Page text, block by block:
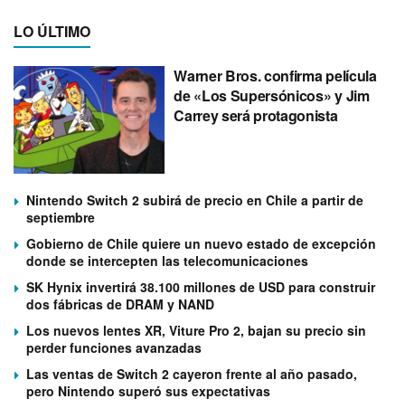
LO ÚLTIMO
Warner Bros. confirma película
de «Los Supersónicos» y Jim
Carrey será protagonista
Nintendo Switch 2 subirá de precio en Chile a partir de
septiembre
Gobierno de Chile quiere un nuevo estado de excepción
donde se intercepten las telecomunicaciones
SK Hynix invertirá 38.100 millones de USD para construir
dos fábricas de DRAM y NAND
Los nuevos lentes XR, Viture Pro 2, bajan su precio sin
perder funciones avanzadas
Las ventas de Switch 2 cayeron frente al año pasado,
pero Nintendo superó sus expectativas